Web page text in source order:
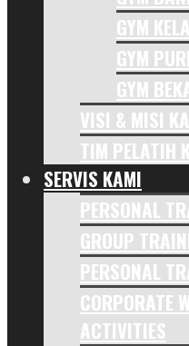
GYM
GYM
GYM
VISI & MISI
TIM PELATIH
SERVIS KAMI
PERSONAL
GROUP
PERSONAL
CORPORATE
ACTIVITIES